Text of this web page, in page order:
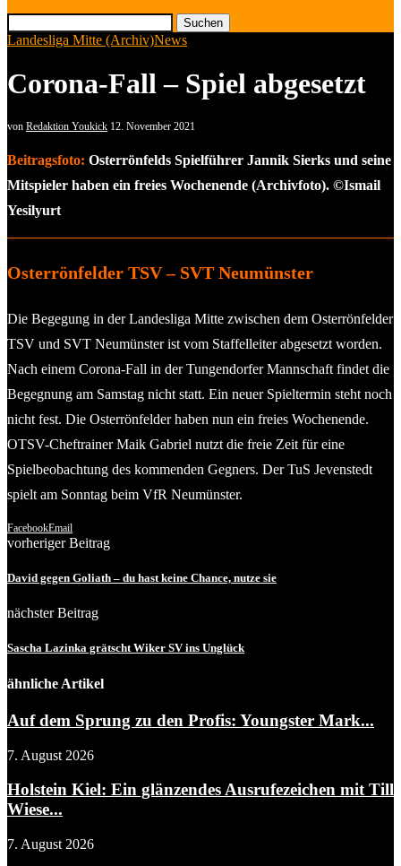
Suchen
Landesliga Mitte (Archiv)News
Corona-Fall – Spiel abgesetzt
von Redaktion Youkick 12. November 2021
Beitragsfoto: Osterrönfelds Spielführer Jannik Sierks und seine
Mitspieler haben ein freies Wochenende (Archivfoto). ©Ismail
Yesilyurt
Osterrönfelder TSV – SVT Neumünster
Die Begegung in der Landesliga Mitte zwischen dem Osterrönfelder
TSV und SVT Neumünster ist vom Staffelleiter abgesetzt worden.
Nach einem Corona-Fall in der Tungendorfer Mannschaft findet die
Begegnung am Samstag nicht statt. Ein neuer Spieltermin steht noch
nicht fest. Die Osterrönfelder haben nun ein freies Wochenende.
OTSV-Cheftrainer Maik Gabriel nutzt die freie Zeit für eine
Spielbeobachtung des kommenden Gegners. Der TuS Jevenstedt
spielt am Sonntag beim VfR Neumünster.
FacebookEmail
vorheriger Beitrag
David gegen Goliath – du hast keine Chance, nutze sie
nächster Beitrag
Sascha Lazinka grätscht Wiker SV ins Unglück
ähnliche Artikel
Auf dem Sprung zu den Profis: Youngster Mark...
7. August 2026
Holstein Kiel: Ein glänzendes Ausrufezeichen mit Till
Wiese...
7. August 2026